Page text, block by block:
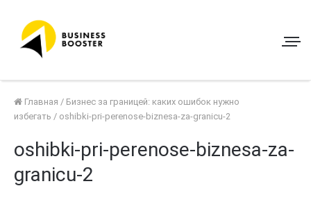
Главная / Бизнес за границей: каких ошибок нужно
избегать / oshibki-pri-perenose-biznesa-za-granicu-2
oshibki-pri-perenose-biznesa-za-
granicu-2